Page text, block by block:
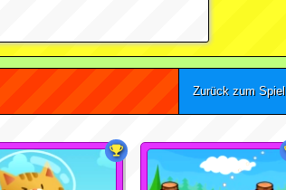
Zurück zum Spiel